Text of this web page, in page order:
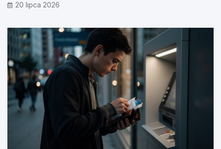
20 lipca 2026